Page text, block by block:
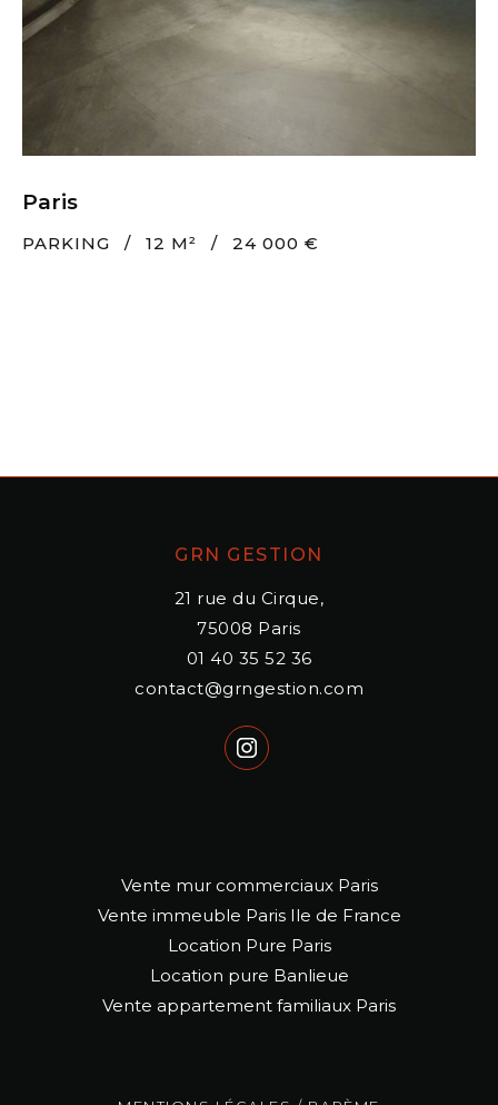
Paris
PARKING / 12 M² / 24 000 €
GRN GESTION
21 rue du Cirque,
75008 Paris
01 40 35 52 36
contact@grngestion.com
Vente mur commerciaux Paris
Vente immeuble Paris Ile de France
Location Pure Paris
Location pure Banlieue
Vente appartement familiaux Paris